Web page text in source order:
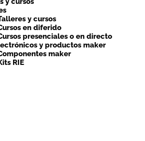
y cursos
en diferido
presenciales o en directo
y productos maker
maker
RIE